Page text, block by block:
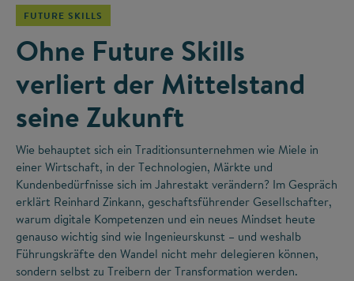
FUTURE SKILLS
Ohne Future Skills
verliert der Mittelstand
seine Zukunft
Wie behauptet sich ein Traditionsunternehmen wie Miele in
einer Wirtschaft, in der Technologien, Märkte und
Kundenbedürfnisse sich im Jahrestakt verändern? Im Gespräch
erklärt Reinhard Zinkann, geschaftsführender Gesellschafter,
warum digitale Kompetenzen und ein neues Mindset heute
genauso wichtig sind wie Ingenieurskunst – und weshalb
Führungskräfte den Wandel nicht mehr delegieren können,
sondern selbst zu Treibern der Transformation werden.